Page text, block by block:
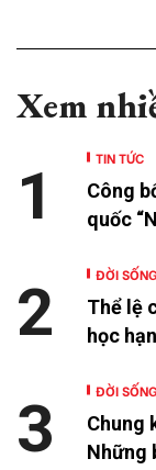
Xem
TIN TỨC
Công
quốc
1
ĐỜI
Thể lệ
học
2
ĐỜI
Chung
Những
3